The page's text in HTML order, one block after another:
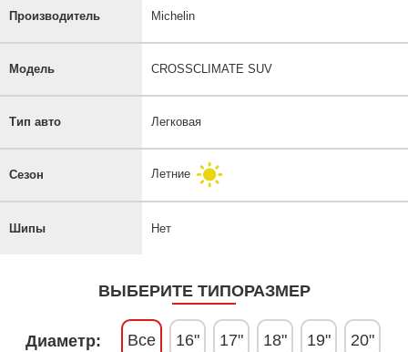
Производитель Michelin
Модель CROSSCLIMATE SUV
Тип авто Легковая
Сезон Летние
Шипы Нет
ВЫБЕРИТЕ ТИПОРАЗМЕР
Диаметр: Все 16" 17" 18" 19" 20"